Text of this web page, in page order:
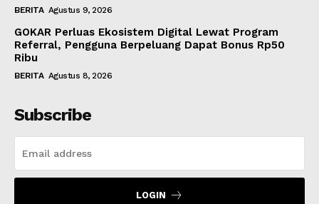
BERITA Agustus 9, 2026
GOKAR Perluas Ekosistem Digital Lewat Program
Referral, Pengguna Berpeluang Dapat Bonus Rp50
Ribu
BERITA Agustus 8, 2026
Subscribe
LOGIN